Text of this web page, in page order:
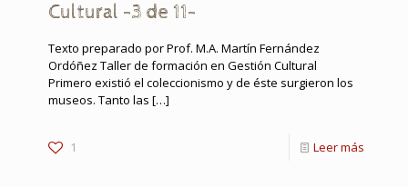
Cultural -3 de 11-
Texto preparado por Prof. M.A. Martín Fernández
Ordóñez Taller de formación en Gestión Cultural
Primero existió el coleccionismo y de éste surgieron los
museos. Tanto las […]
1 Leer más